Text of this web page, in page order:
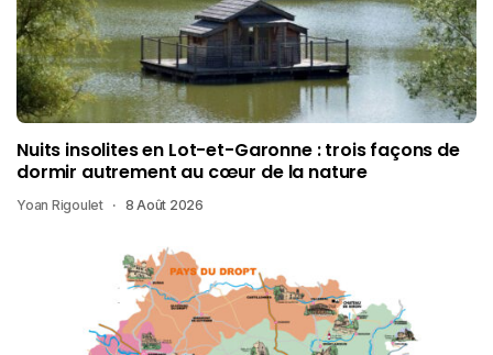
Nuits insolites en Lot-et-Garonne : trois façons de
dormir autrement au cœur de la nature
Yoan Rigoulet 8 Août 2026